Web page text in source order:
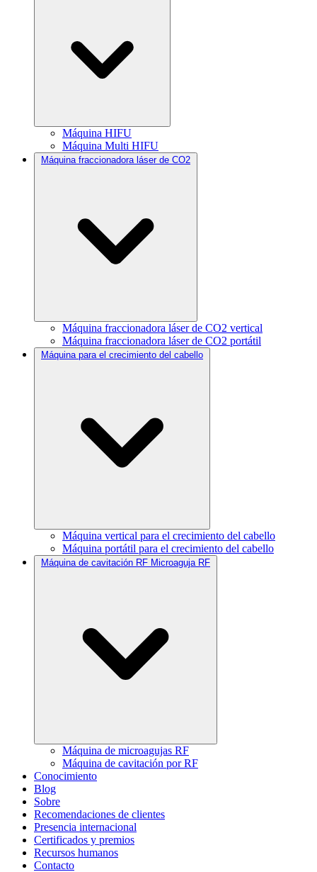
Máquina HIFU
Máquina Multi HIFU
Máquina fraccionadora láser de CO2
Máquina fraccionadora láser de CO2 vertical
Máquina fraccionadora láser de CO2 portátil
Máquina para el crecimiento del cabello
Máquina vertical para el crecimiento del cabello
Máquina portátil para el crecimiento del cabello
Máquina de cavitación RF Microaguja RF
Máquina de microagujas RF
Máquina de cavitación por RF
Conocimiento
Blog
Sobre
Recomendaciones de clientes
Presencia internacional
Certificados y premios
Recursos humanos
Contacto